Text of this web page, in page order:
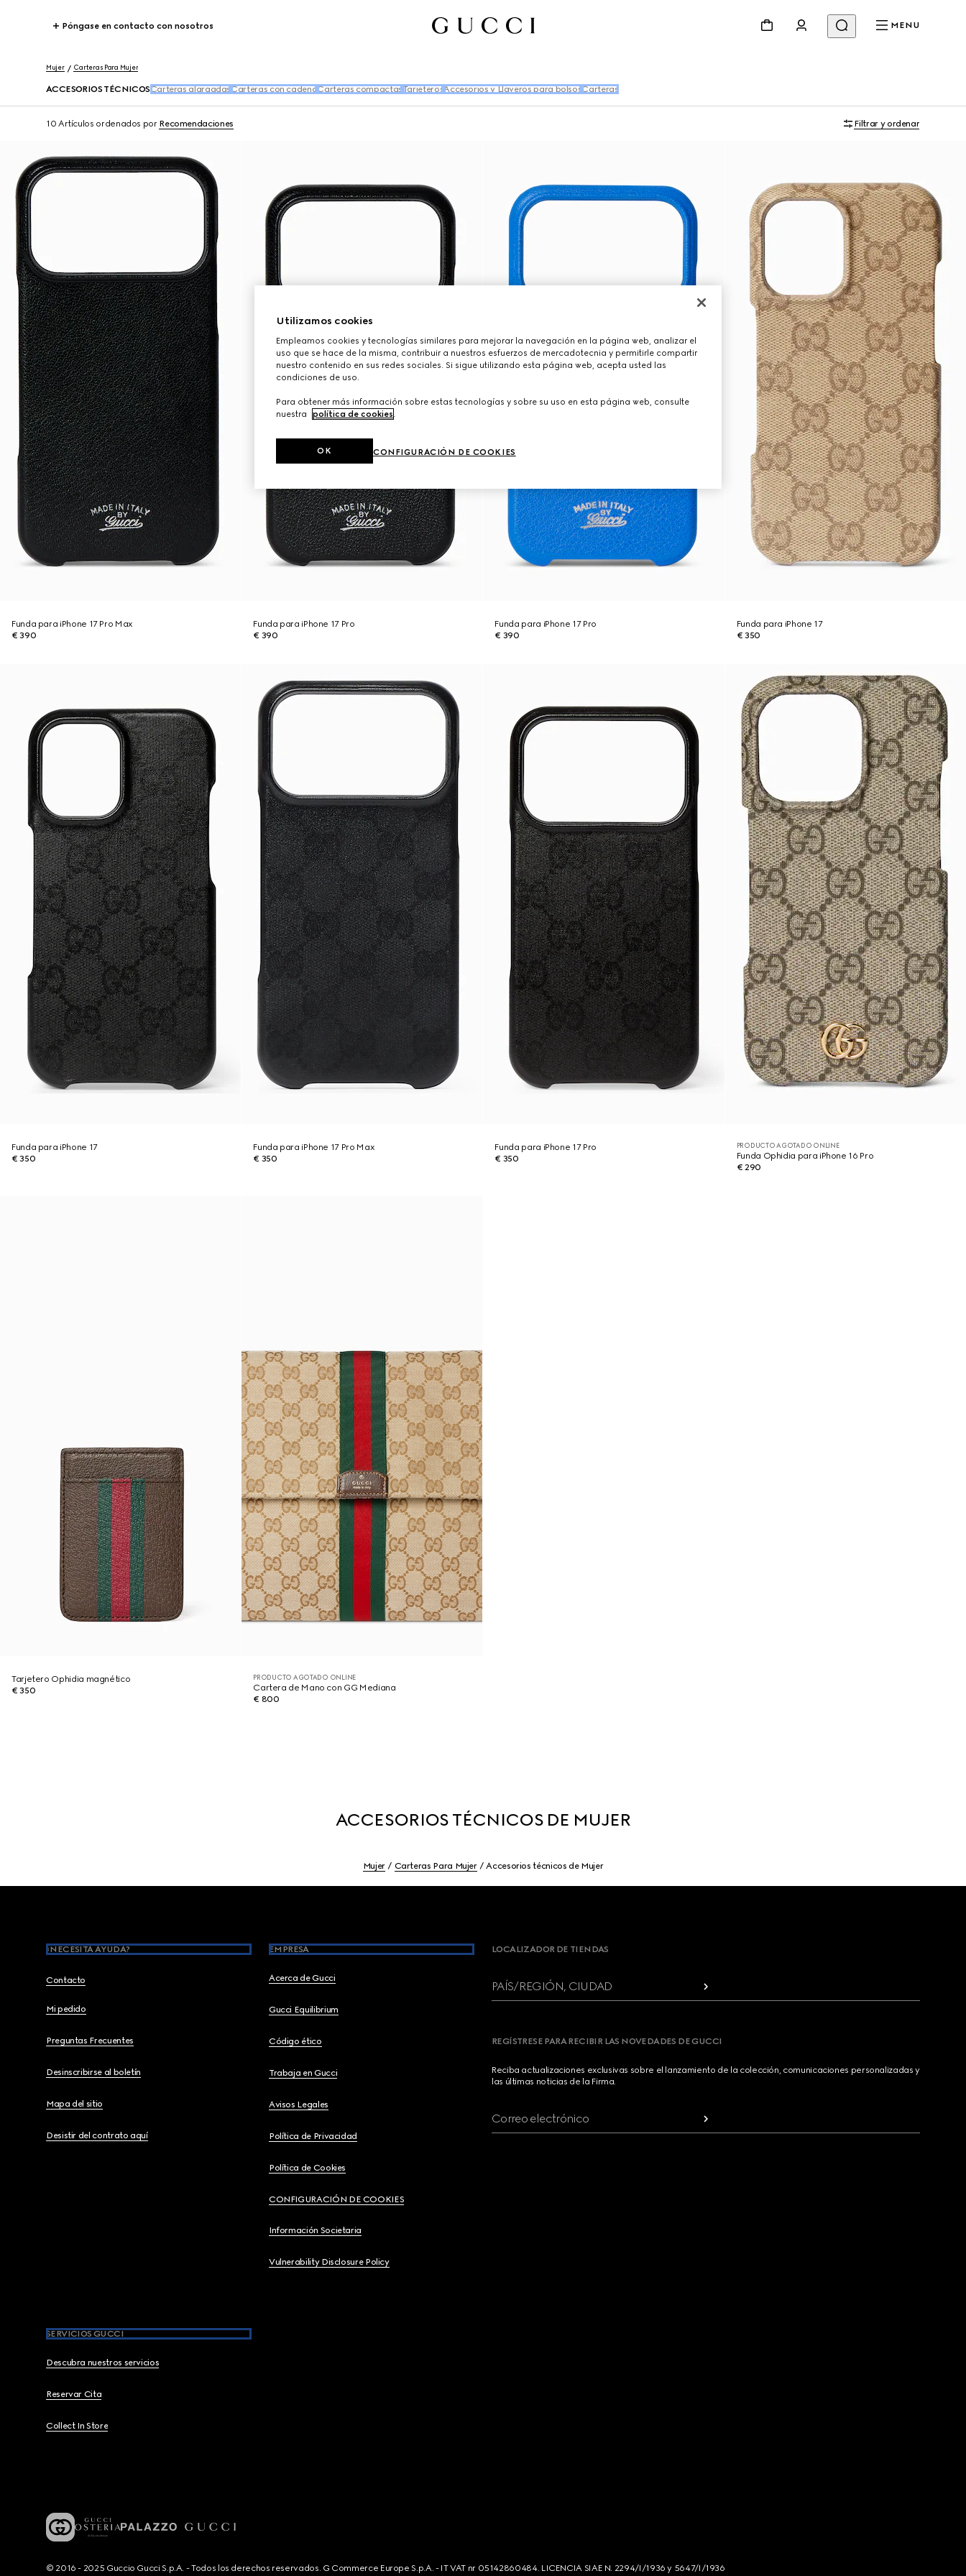
Póngase en contacto con nosotros MENU
Mujer Carteras Para Mujer
ACCESORIOS TÉCNICOS Carteras alargadas Carteras con cadena Carteras compactas Tarjeteros Accesorios y Llaveros para bolsos Carteras
10 Artículos ordenados por Recomendaciones Filtrar y ordenar
Funda para iPhone 17 Pro Max
€ 390
Funda para iPhone 17 Pro
€ 390
Funda para iPhone 17 Pro
€ 390
Funda para iPhone 17
€ 350
Funda para iPhone 17
€ 350
Funda para iPhone 17 Pro Max
€ 350
Funda para iPhone 17 Pro
€ 350
PRODUCTO AGOTADO ONLINE
Funda Ophidia para iPhone 16 Pro
€ 290
Tarjetero Ophidia magnético
€ 350
PRODUCTO AGOTADO ONLINE
Cartera de Mano con GG Mediana
€ 800
ACCESORIOS TÉCNICOS DE MUJER
Mujer Carteras Para Mujer Accesorios técnicos de Mujer
¿NECESITA AYUDA?
Contacto
Mi pedido
Preguntas Frecuentes
Desinscribirse al boletín
Mapa del sitio
Desistir del contrato aquí
EMPRESA
Acerca de Gucci
Gucci Equilibrium
Código ético
Trabaja en Gucci
Avisos Legales
Política de Privacidad
Política de Cookies
CONFIGURACIÓN DE COOKIES
Información Societaria
Vulnerability Disclosure Policy
SERVICIOS GUCCI
Descubra nuestros servicios
Reservar Cita
Collect In Store
LOCALIZADOR DE TIENDAS
PAÍS/REGIÓN, CIUDAD
REGÍSTRESE PARA RECIBIR LAS NOVEDADES DE GUCCI
Reciba actualizaciones exclusivas sobre el lanzamiento de la colección, comunicaciones personalizadas y
las últimas noticias de la Firma.
Correo electrónico
© 2016 - 2025 Guccio Gucci S.p.A. - Todos los derechos reservados. G Commerce Europe S.p.A. - IT VAT nr 05142860484. LICENCIA SIAE N. 2294/I/1936 y 5647/I/1936
Utilizamos cookies
Empleamos cookies y tecnologías similares para mejorar la navegación en la página web, analizar el
uso que se hace de la misma, contribuir a nuestros esfuerzos de mercadotecnia y permitirle compartir
nuestro contenido en sus redes sociales. Si sigue utilizando esta página web, acepta usted las
condiciones de uso.
Para obtener más información sobre estas tecnologías y sobre su uso en esta página web, consulte
nuestra
política de cookies.
CONFIGURACIÓN DE COOKIES
OK